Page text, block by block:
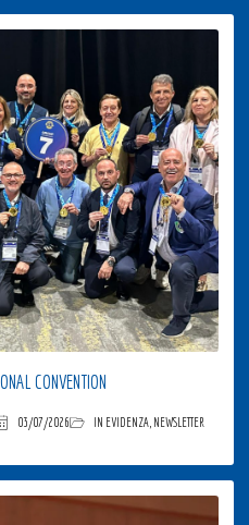
CONVENTION
03/07/2026 IN EVIDENZA NEWSLETTER